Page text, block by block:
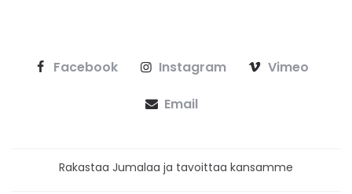
Facebook Instagram Vimeo
Email
Rakastaa Jumalaa ja tavoittaa kansamme